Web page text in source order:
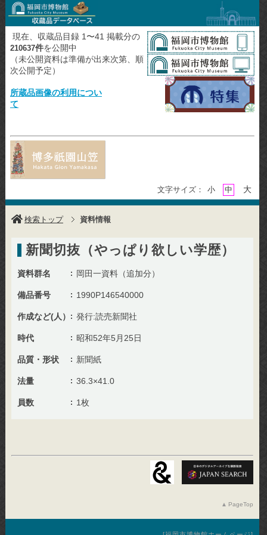
現在、収蔵品目録 1〜41 掲載分の
210637件を公開中
（未公開資料は準備が出来次第、順
次公開予定）
所蔵品画像の利用につい
て
文字サイズ： 小 中 大
検索トップ 資料情報
新聞切抜（やっぱり欲しい学歴）
資料群名 岡田一資料（追加分）
備品番号 1990P146540000
作成など(人） 発行:読売新聞社
時代 昭和52年5月25日
品質・形状 新聞紙
法量 36.3×41.0
員数 1枚
PageTop